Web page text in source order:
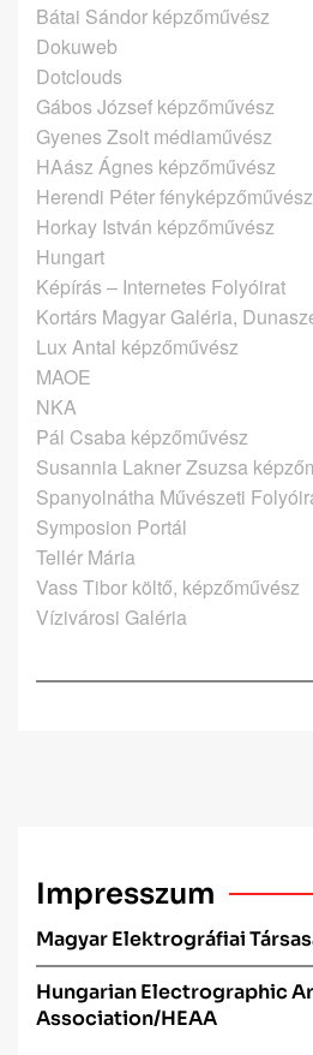
Bátai Sándor képzőművész
Dokuweb
Dotclouds
Gábos József képzőművész
Gyenes Zsolt médiaművész
HAász Ágnes képzőművész
Herendi Péter fényképzőművész
Horkay István képzőművész
Hungart
Képírás – Internetes Folyóirat
Kortárs Magyar Galéria,
Lux Antal képzőművész
MAOE
NKA
Pál Csaba képzőművész
Susannia Lakner Zsuzsa
Spanyolnátha Művészeti
Symposion Portál
Tellér Mária
Vass Tibor költő, képzőművész
Vízivárosi Galéria
Impresszum
Magyar Elektrográfiai
Hungarian Electrographic
Association/HEAA